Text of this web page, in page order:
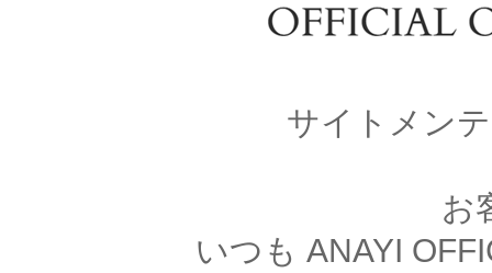
サイトメン
お
いつも ANAYI